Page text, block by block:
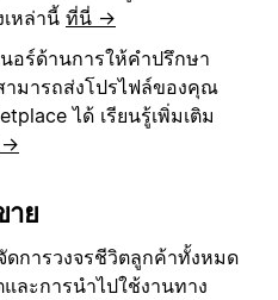
เหล่านี้ ที่นี่ →
อร์ด้านการให้คำปรึกษา
ามารถส่งโปรไฟล์ของคุณ
ได้ เรียนรู้เพิ่มเติม
าย
ดการวงจรชีวิตลูกค้าทั้งหมด
ละการนำไปใช้งานทาง